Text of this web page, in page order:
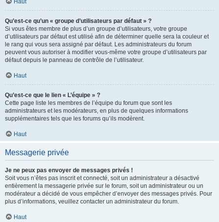
Haut
Qu’est-ce qu’un « groupe d’utilisateurs par défaut » ?
Si vous êtes membre de plus d’un groupe d’utilisateurs, votre groupe
d’utilisateurs par défaut est utilisé afin de déterminer quelle sera la couleur et
le rang qui vous sera assigné par défaut. Les administrateurs du forum
peuvent vous autoriser à modifier vous-même votre groupe d’utilisateurs par
défaut depuis le panneau de contrôle de l’utilisateur.
Haut
Qu’est-ce que le lien « L’équipe » ?
Cette page liste les membres de l’équipe du forum que sont les
administrateurs et les modérateurs, en plus de quelques informations
supplémentaires tels que les forums qu’ils modèrent.
Haut
Messagerie privée
Je ne peux pas envoyer de messages privés !
Soit vous n’êtes pas inscrit et connecté, soit un administrateur a désactivé
entièrement la messagerie privée sur le forum, soit un administrateur ou un
modérateur a décidé de vous empêcher d’envoyer des messages privés. Pour
plus d’informations, veuillez contacter un administrateur du forum.
Haut